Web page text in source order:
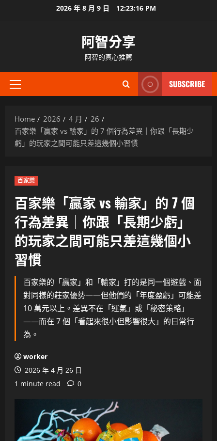
2026 年 8 月 9 日 12:23:17 PM
阿智分享
阿智的真心推薦
Primary
SUBSCRIBE
Home 2026 4 月
26
百家樂「贏家 vs 輸家」的 7 個行為差異｜你跟「長期少
虧」的玩家之間可能只差這幾個小習慣
百家樂
百家樂「贏家 vs 輸家」的 7 個
行為差異｜你跟「長期少虧」
的玩家之間可能只差這幾個小
習慣
百家樂的「贏家」和「輸家」打的是同一個遊戲、面
對同樣的莊家優勢——但他們的「年度盈虧」可能差
10 萬元以上。差異不在「運氣」或「秘密策略」
——而在 7 個「看起來很小但影響很大」的日常行
為。
worker
2026 年 4 月 26 日
1 minute read
0